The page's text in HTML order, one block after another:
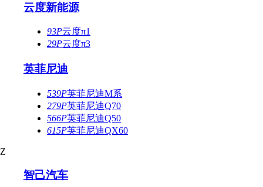
云度新能源
93P云度π1
29P云度π3
英菲尼迪
539P英菲尼迪M系
279P英菲尼迪Q70
566P英菲尼迪Q50
615P英菲尼迪QX60
Z
智己汽车